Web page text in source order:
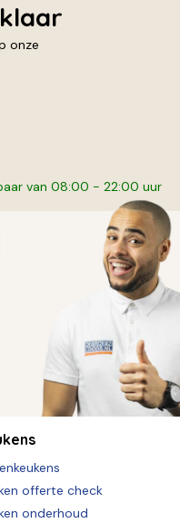
onze
van 08:00 - 22:00 uur
offerte check
onderhoud